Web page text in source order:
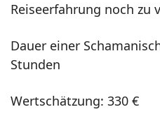
Reiseerfahrung noch zu
Dauer einer
Stunden
Wertschätzung: 330 €